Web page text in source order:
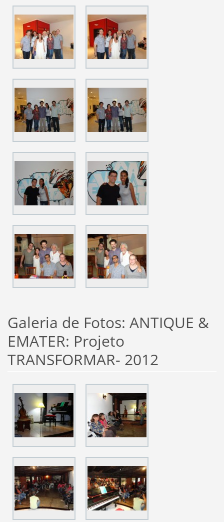
Galeria de Fotos: ANTIQUE &
EMATER: Projeto
TRANSFORMAR- 2012